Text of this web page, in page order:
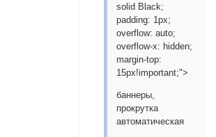
solid Black;
padding: 1px;
overflow: auto;
overflow-x: hidden;
margin-top:
15px!important;">
баннеры,
прокрутка
автоматическая